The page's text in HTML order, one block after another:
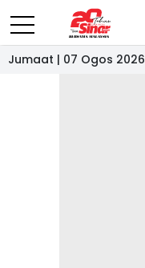
Jumaat | 07 Ogos 2026